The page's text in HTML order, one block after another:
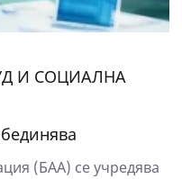
И СОЦИАЛНА
(БАА) се учредява